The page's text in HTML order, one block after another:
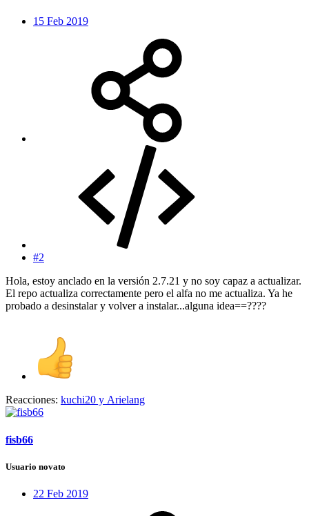
15 Feb 2019
#2
Hola, estoy anclado en la versión 2.7.21 y no soy capaz a actualizar.
El repo actualiza correctamente pero el alfa no me actualiza. Ya he
probado a desinstalar y volver a instalar...alguna idea==????
Reacciones: kuchi20 y Arielang
fisb66
Usuario novato
22 Feb 2019